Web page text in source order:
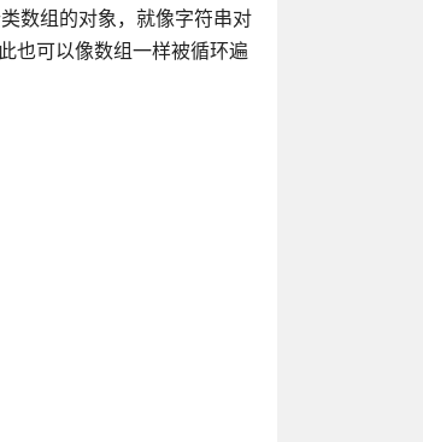
数组的对象，就像字符串对
也可以像数组一样被循环遍